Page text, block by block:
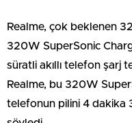
Realme, çok beklenen
320W SuperSonic
süratli akıllı telefon şarj
Realme, bu 320W
telefonun pilini 4 dakika